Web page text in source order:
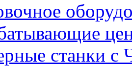
станки